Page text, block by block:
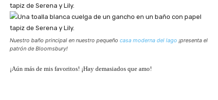
Nuestro baño principal en nuestro pequeño casa moderna del lago ¡presenta el
patrón de Bloomsbury!
¡Aún más de mis favoritos! ¡Hay demasiados que amo!